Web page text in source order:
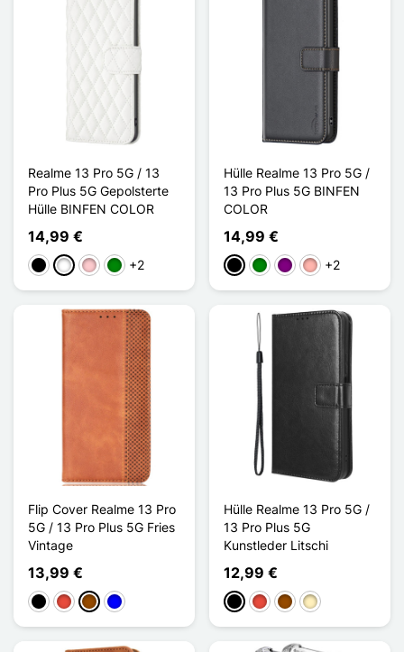
Realme 13 Pro 5G / 13
Pro Plus 5G Gepolsterte
Hülle BINFEN COLOR
14,99 €
Schwarz
WeißPinkGrün+2
Hülle Realme 13 Pro 5G /
13 Pro Plus 5G BINFEN
COLOR
14,99 €
Schwarz
GrünViolettRoségold
+2
Flip Cover Realme 13 Pro
5G / 13 Pro Plus 5G Fries
Vintage
13,99 €
Schwarz
Rot BraunBlau
Hülle Realme 13 Pro 5G /
13 Pro Plus 5G
Kunstleder Litschi
12,99 €
Schwarz
Rot BraunGolden